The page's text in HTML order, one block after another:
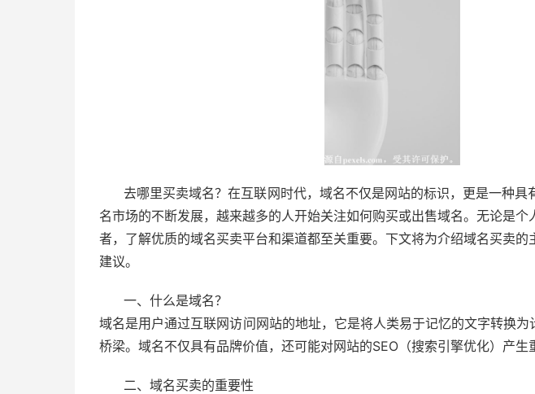
去哪里买卖域名？在互联网时代，域名不仅是网站的标识，更是一种具
名市场的不断发展，越来越多的人开始关注如何购买或出售域名。无论是个
者，了解优质的域名买卖平台和渠道都至关重要。下文将为介绍域名买卖的
建议。
一、什么是域名？
域名是用户通过互联网访问网站的地址，它是将人类易于记忆的文字转换
桥梁。域名不仅具有品牌价值，还可能对网站的SEO（搜索引擎优化）产生
二、域名买卖的重要性